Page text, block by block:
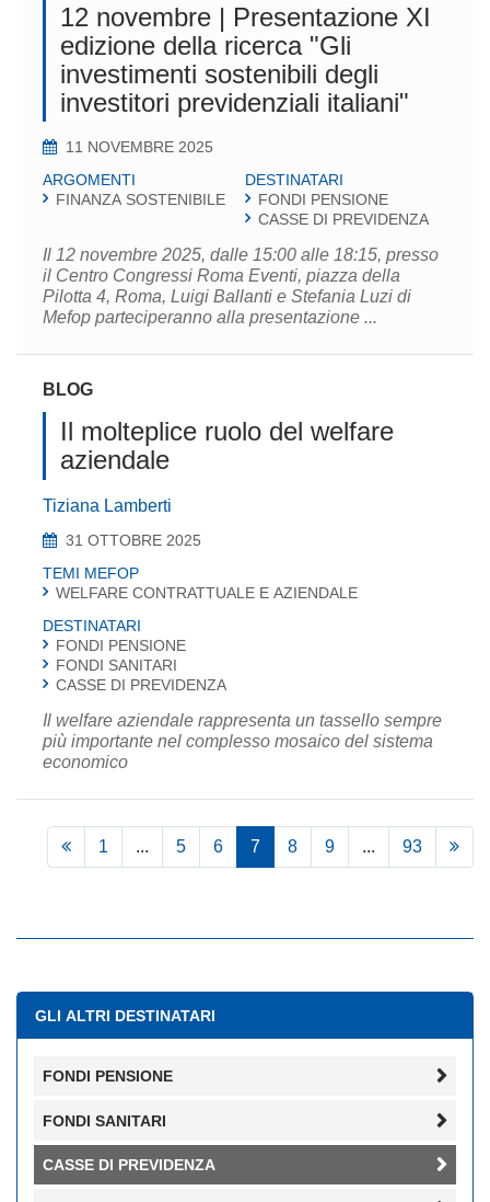
12 novembre | Presentazione XI
edizione della ricerca "Gli
investimenti sostenibili degli
investitori previdenziali italiani"
11 NOVEMBRE 2025
ARGOMENTI
FINANZA SOSTENIBILE
DESTINATARI
FONDI PENSIONE
CASSE DI PREVIDENZA
Il 12 novembre 2025, dalle 15:00 alle 18:15, presso
il Centro Congressi Roma Eventi, piazza della
Pilotta 4, Roma, Luigi Ballanti e Stefania Luzi di
Mefop parteciperanno alla presentazione ...
BLOG
Il molteplice ruolo del welfare
aziendale
Tiziana Lamberti
31 OTTOBRE 2025
TEMI MEFOP
WELFARE CONTRATTUALE E AZIENDALE
DESTINATARI
FONDI PENSIONE
FONDI SANITARI
CASSE DI PREVIDENZA
Il welfare aziendale rappresenta un tassello sempre
più importante nel complesso mosaico del sistema
economico
1 ... 5 6 7 8 9 ... 93
GLI ALTRI DESTINATARI
FONDI PENSIONE
FONDI SANITARI
CASSE DI PREVIDENZA